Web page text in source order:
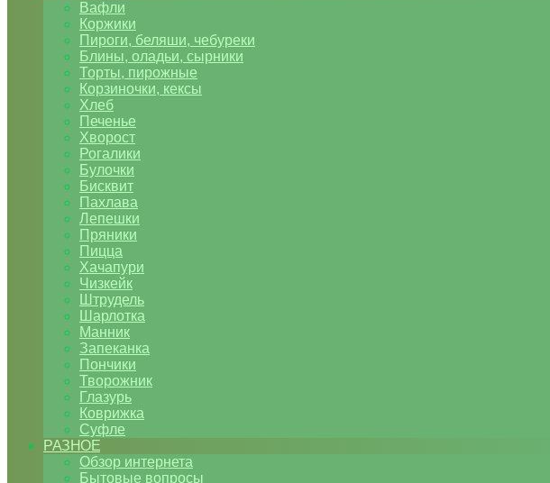
Вафли
Коржики
Пироги, беляши, чебуреки
Блины, оладьи, сырники
Торты, пирожные
Корзиночки, кексы
Хлеб
Печенье
Хворост
Рогалики
Булочки
Бисквит
Пахлава
Лепешки
Пряники
Пицца
Хачапури
Чизкейк
Штрудель
Шарлотка
Манник
Запеканка
Пончики
Творожник
Глазурь
Коврижка
Суфле
РАЗНОЕ
Обзор интернета
Бытовые вопросы